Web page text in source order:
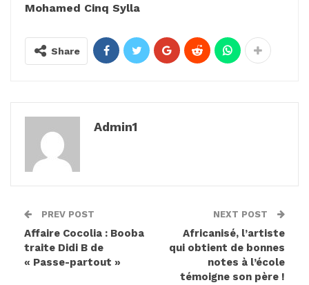
Mohamed Cinq Sylla
Share
Admin1
PREV POST
Affaire Cocolia : Booba
traite Didi B de
« Passe-partout »
NEXT POST
Africanisé, l’artiste
qui obtient de bonnes
notes à l’école
témoigne son père !